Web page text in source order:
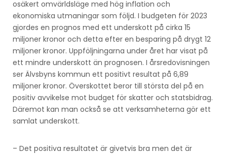
osäkert omvärldsläge med hög inflation och
ekonomiska utmaningar som följd. I budgeten för 2023
gjordes en prognos med ett underskott på cirka 15
miljoner kronor och detta efter en besparing på drygt 12
miljoner kronor. Uppföljningarna under året har visat på
ett mindre underskott än prognosen. I årsredovisningen
ser Älvsbyns kommun ett positivt resultat på 6,89
miljoner kronor. Överskottet beror till största del på en
positiv avvikelse mot budget för skatter och statsbidrag.
Däremot kan man också se att verksamheterna gör ett
samlat underskott.
– Det positiva resultatet är givetvis bra men det är